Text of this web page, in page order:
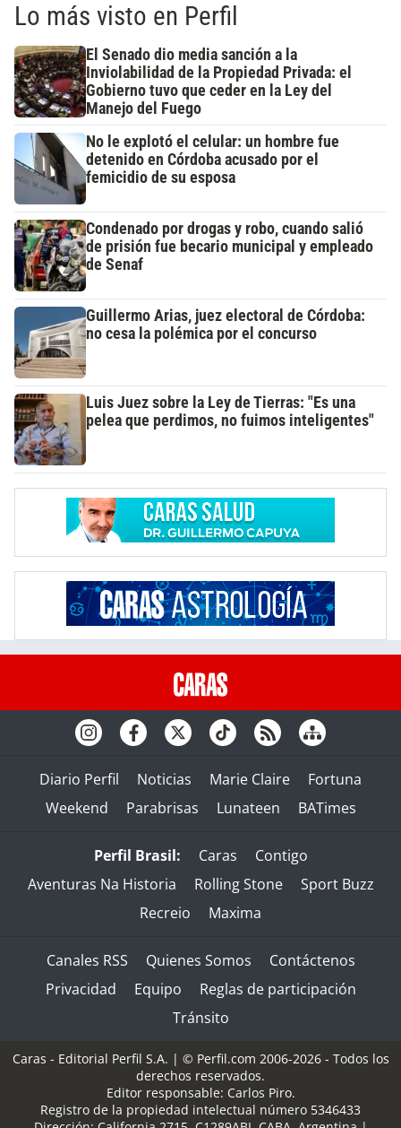
Lo más visto en Perfil
El Senado dio media sanción a la
Inviolabilidad de la Propiedad Privada: el
Gobierno tuvo que ceder en la Ley del
Manejo del Fuego
No le explotó el celular: un hombre fue
detenido en Córdoba acusado por el
femicidio de su esposa
Condenado por drogas y robo, cuando salió
de prisión fue becario municipal y empleado
de Senaf
Guillermo Arias, juez electoral de Córdoba:
no cesa la polémica por el concurso
Luis Juez sobre la Ley de Tierras: "Es una
pelea que perdimos, no fuimos inteligentes"
Diario Perfil Noticias Marie Claire
Fortuna
Weekend
Parabrisas Lunateen BATimes
Perfil Brasil: Caras
Contigo
Aventuras Na Historia
Rolling Stone
Sport Buzz
Recreio
Maxima
Canales RSS Quienes Somos
Contáctenos
Privacidad
Equipo
Reglas de participación
Tránsito
Caras - Editorial Perfil S.A. | © Perfil.com 2006-2026 - Todos los
derechos reservados.
Editor responsable: Carlos Piro.
Registro de la propiedad intelectual número 5346433